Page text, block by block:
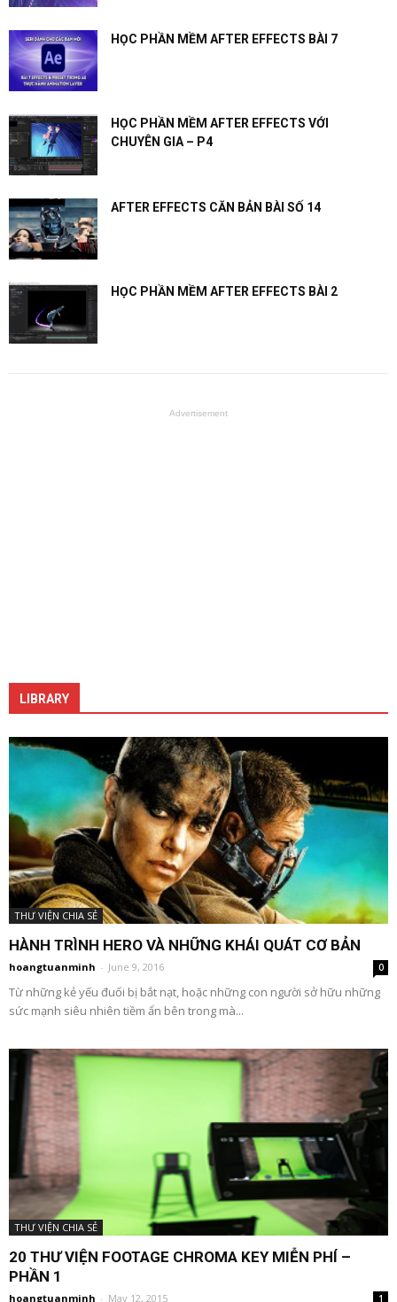
HỌC PHẦN MỀM AFTER EFFECTS BÀI 7
HỌC PHẦN MỀM AFTER EFFECTS VỚI
CHUYÊN GIA – P4
AFTER EFFECTS CĂN BẢN BÀI SỐ 14
HỌC PHẦN MỀM AFTER EFFECTS BÀI 2
Advertisement
LIBRARY
THƯ VIỆN CHIA SẺ
HÀNH TRÌNH HERO VÀ NHỮNG KHÁI QUÁT CƠ BẢN
hoangtuanminh - June 9, 2016 0
Từ những kẻ yếu đuối bị bắt nạt, hoặc những con người sở hữu những
sức mạnh siêu nhiên tiềm ẩn bên trong mà...
THƯ VIỆN CHIA SẺ
20 THƯ VIỆN FOOTAGE CHROMA KEY MIỄN PHÍ –
PHẦN 1
hoangtuanminh - May 12, 2015 1